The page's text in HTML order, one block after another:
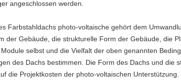
angeschlossen werden.
Farbstahldachs photo-voltaische gehört dem
der Gebäude, die strukturelle Form der Gebäude, die
selbst und die Vielfalt der oben genannten
des Dachs bestimmen. Die Form des Dachs und die
die Projektkosten der photo-voltaischen Unterstützung.